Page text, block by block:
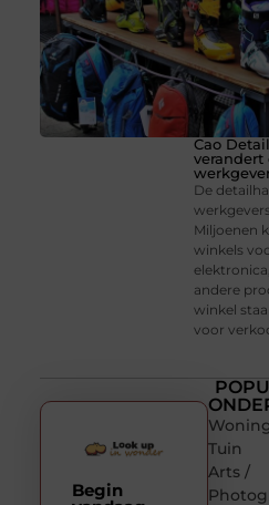
Cao
verandert
De
Miljoenen
winkels
andere
winkel
voor
Tuin
Arts /
Begin